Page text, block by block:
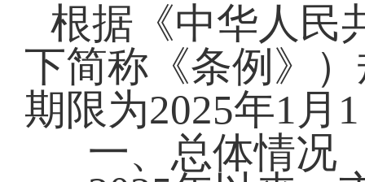
根据《中华人民
下简称《条例》
期限为2025年1月
一、总体情况